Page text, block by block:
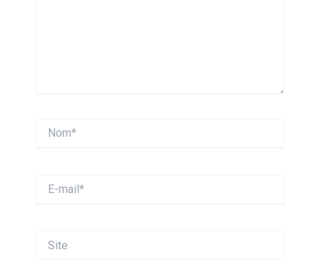
mail*